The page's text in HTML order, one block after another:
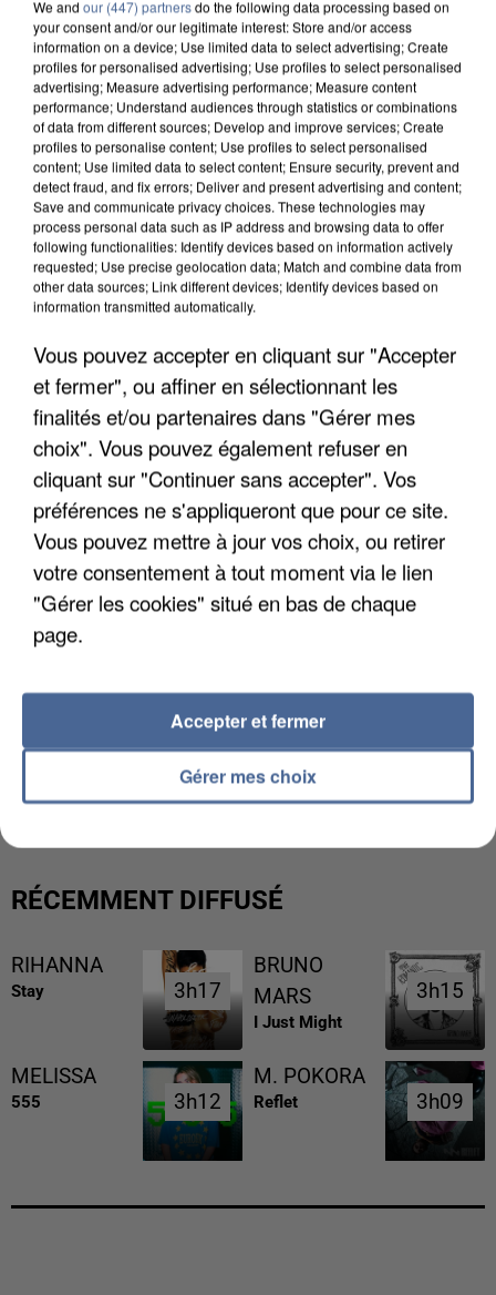
INTERPELLÉ EN ALGÉRIE
UNE TOURISTE DE L’OISE EMPORTÉE PAR UNE
COULÉE DE BOUE EN HAUTE-SAVOIE
RÉCEMMENT DIFFUSÉ
RIHANNA
Stay 3h17
3h17
BRUNO
MARS
I Just Might
3h15
3h15
MELISSA
555 3h12
3h12
M. POKORA
Reflet 3h09
3h09
We and our (447) partnersdo the following data processing based on
your consent and/or our legitimate interest: Store and/or access
information on a device; Use limited data to select advertising; Create
profiles for personalised advertising; Use profiles to select personalised
advertising; Measure advertising performance; Measure content
performance; Understand audiences through statistics or combinations
of data from different sources; Develop and improve services; Create
profiles to personalise content; Use profiles to select personalised
content; Use limited data to select content; Ensure security, prevent and
detect fraud, and fix errors; Deliver and present advertising and content;
Save and communicate privacy choices. These technologies may
process personal data such as IP address and browsing data to offer
following functionalities: Identify devices based on information actively
requested; Use precise geolocation data; Match and combine data from
other data sources; Link different devices; Identify devices based on
information transmitted automatically.
Vous pouvez accepter en cliquant sur "Accepter
et fermer", ou affiner en sélectionnant les
finalités et/ou partenaires dans "Gérer mes
choix". Vous pouvez également refuser en
cliquant sur "Continuer sans accepter". Vos
préférences ne s'appliqueront que pour ce site.
Vous pouvez mettre à jour vos choix, ou retirer
votre consentement à tout moment via le lien
"Gérer les cookies" situé en bas de chaque
page.
Gérer mes choix
Accepter et fermer